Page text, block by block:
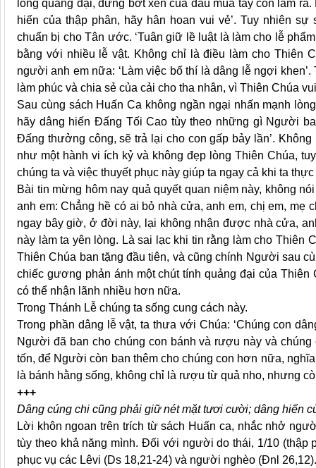
lòng quảng đại, đừng bớt xén của đầu mùa tay con làm
hiến của thập phân, hãy hân hoan vui vẻ’. Tuy nhiên
chuẩn bị cho Tân ước. ‘Tuân giữ lề luật là làm cho lễ
bằng với nhiều lễ vật. Không chỉ là điều làm cho Thiên
người anh em nữa: ‘Làm việc bố thí là dâng lễ ngợi
làm phúc và chia sẻ của cải cho tha nhân, vì Thiên Chúa
Sau cùng sách Huấn Ca không ngần ngại nhấn mạnh
hãy dâng hiến Đấng Tối Cao tùy theo những gì Người
Đấng thưởng công, sẽ trả lại cho con gấp bảy lần’.
như một hành vi ích kỷ và không đẹp lòng Thiên Chúa,
chúng ta và việc thuyết phục này giúp ta ngay cả khi ta
Bài tin mừng hôm nay quả quyết quan niệm này, không
anh em: Chẳng hề có ai bỏ nhà cửa, anh em, chị em, mẹ
ngay bây giờ, ở đời này, lại không nhận được nhà cửa,
này làm ta yên lòng. Là sai lạc khi tin rằng làm cho Thiên
Thiên Chúa ban tặng đầu tiên, và cũng chính Người sau
chiếc gương phản ánh một chút tính quảng đại của
có thể nhận lãnh nhiều hơn nữa.
Trong Thánh Lễ chúng ta sống cung cách này.
Trong phần dâng lễ vật, ta thưa với Chúa: ‘Chúng con
Người đã ban cho chúng con bánh và rượu này và
tốn, để Người còn ban thêm cho chúng con hơn nữa,
là bánh hằng sống, không chỉ là rượu từ quả nho, nhưng
+++
Dâng cúng chi cũng phải giữ nét mặt tươi cười; dâng hiến
Lời khôn ngoan trên trích từ sách Huấn ca, nhắc nhở
tùy theo khả năng mình. Đối với người do thái, 1/10
phục vụ các Lêvi (Ds 18,21-24) và người nghèo (Đnl 26,12).